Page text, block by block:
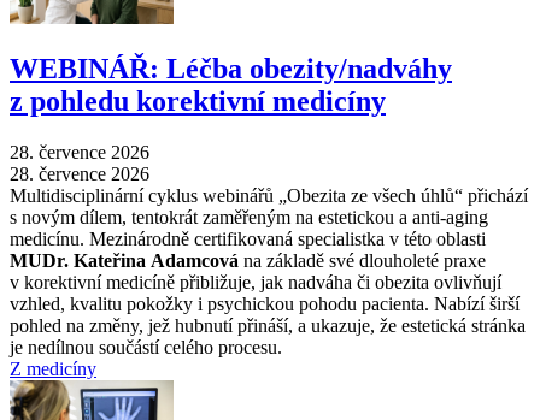
WEBINÁŘ: Léčba obezity/nadváhy
z pohledu korektivní medicíny
28. července 2026
28. července 2026
Multidisciplinární cyklus webinářů „Obezita ze všech úhlů“ přichází
s novým dílem, tentokrát zaměřeným na estetickou a anti-aging
medicínu. Mezinárodně certifikovaná specialistka v této oblasti
MUDr. Kateřina Adamcová na základě své dlouholeté praxe
v korektivní medicíně přibližuje, jak nadváha či obezita ovlivňují
vzhled, kvalitu pokožky i psychickou pohodu pacienta. Nabízí širší
pohled na změny, jež hubnutí přináší, a ukazuje, že estetická stránka
je nedílnou součástí celého procesu.
Z medicíny